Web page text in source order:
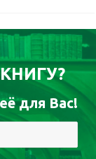
для Вас!